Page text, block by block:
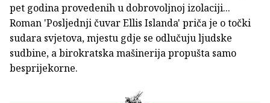
pet godina provedenih u dobrovoljnoj izolaciji...
Roman 'Posljednji čuvar Ellis Islanda' priča je o točki
sudara svjetova, mjestu gdje se odlučuju ljudske
sudbine, a birokratska mašinerija propušta samo
besprijekorne.